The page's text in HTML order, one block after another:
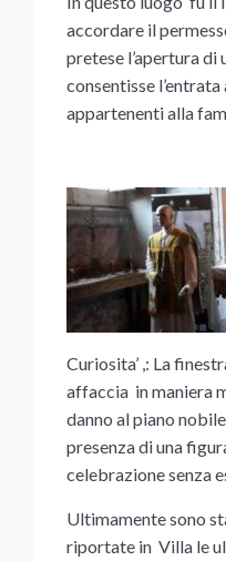
accordare il
pretese l’apertura di
consentisse
appartenenti alla
Curiosita’ ,: La
affaccia in maniera
danno al piano
presenza di una
celebrazione senza
Ultimamente sono
riportate in Villa le